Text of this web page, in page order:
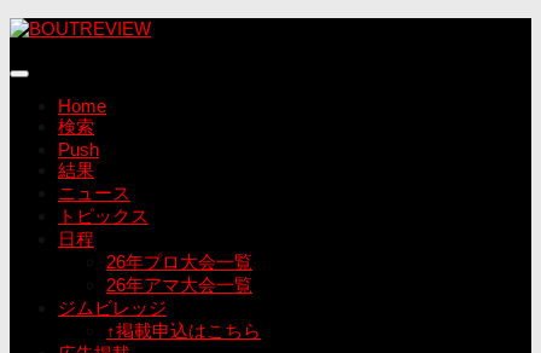
コ
テ
Home
検索
Push
結果
ニュース
トピックス
日程
26年プロ大会一覧
26年アマ大会一覧
ジムビレッジ
↑掲載申込はこちら